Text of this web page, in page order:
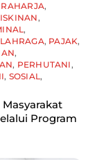
,
,
,
, PAJAK,
,
, PERHUTANI,
, SOSIAL,
Program